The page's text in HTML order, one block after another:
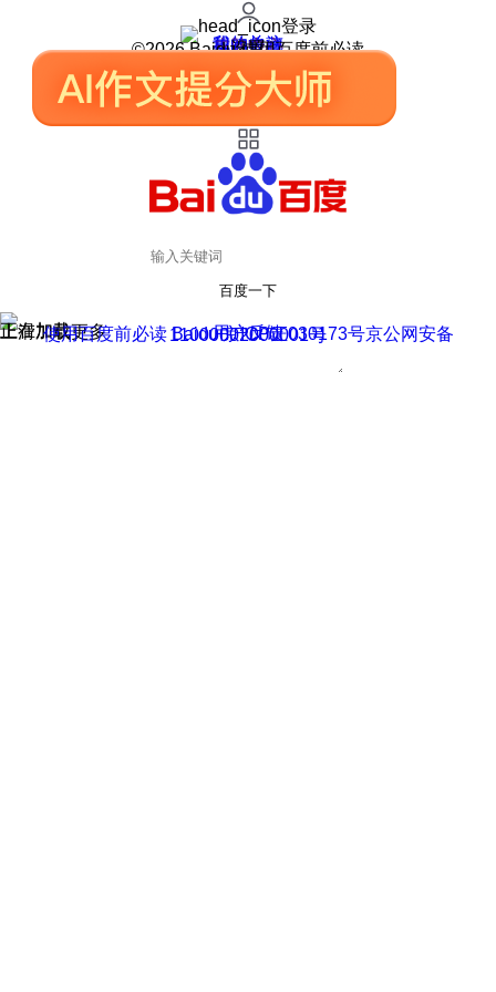
登录
我的关注
我的收藏
皮肤中心
用户反馈
设置
©2026 Baidu 使用百度前必读
百度一下
正在加载
上滑加载更多 用户反馈
使用百度前必读 Baidu 京ICP证030173号
京公网安备11000002000001号